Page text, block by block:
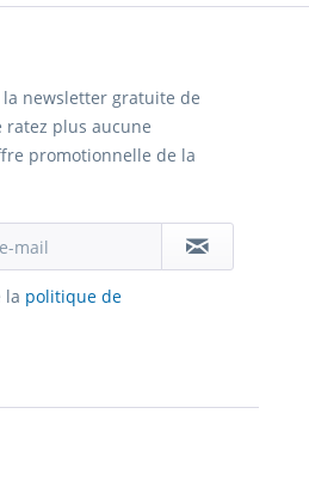
la newsletter gratuite de
ratez plus aucune
promotionnelle de la
la politique de